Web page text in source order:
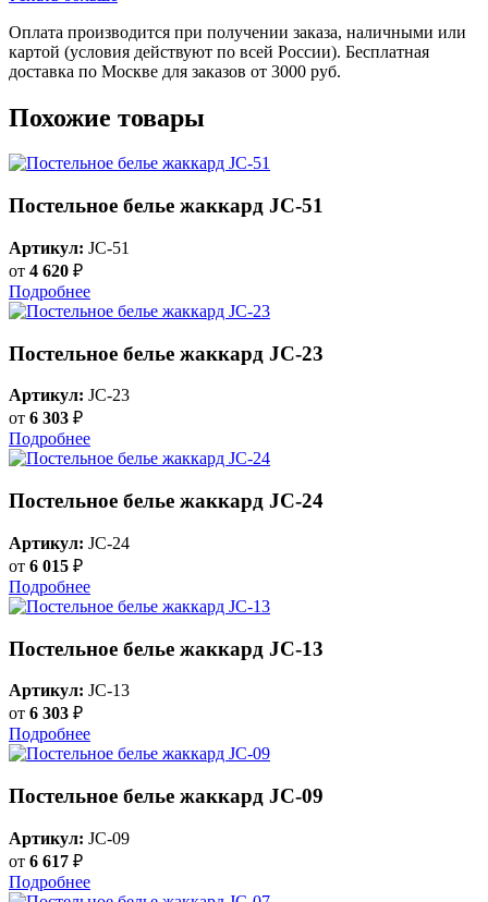
Оплата производится при получении заказа, наличными или
картой (условия действуют по всей России). Бесплатная
доставка по Москве для заказов от 3000 руб.
Похожие товары
Постельное белье жаккард JC-51
Артикул: JC-51
от 4 620 ₽
Подробнее
Постельное белье жаккард JC-23
Артикул: JC-23
от 6 303 ₽
Подробнее
Постельное белье жаккард JC-24
Артикул: JC-24
от 6 015 ₽
Подробнее
Постельное белье жаккард JC-13
Артикул: JC-13
от 6 303 ₽
Подробнее
Постельное белье жаккард JC-09
Артикул: JC-09
от 6 617 ₽
Подробнее